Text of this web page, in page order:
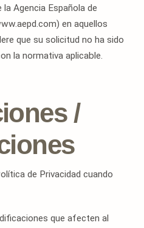
Agencia Española de
en aquellos
que su solicitud no ha sido
la normativa aplicable.
/
de Privacidad cuando
que afecten al